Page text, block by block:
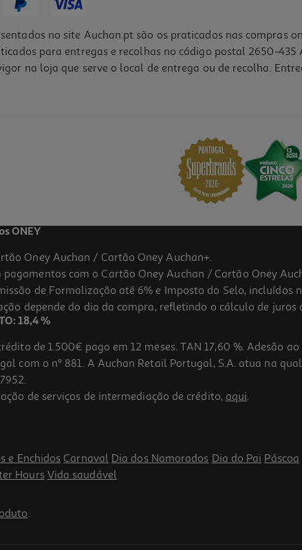
no site Auchan.pt são os praticados nas compras
para entregas e recolhas no código postal 2650-
na loja que serve o local de entrega ou de recolha.
ONEY
Oney Auchan / Cartão Oney Auchan+.
pagamentos com o Cartão Oney Auchan / Cartão Oney
de Formalização até 6% e Imposto do Selo, incluídos
depende do dia da compra, refletindo o cálculo de
18,4 %
de 1.500€ pago em 12 meses. TAN 17,60 %. Adesão
com o nº 881. A Auchan Retail Portugal, S.A. atua na
de serviços de intermediação de crédito, aqui.
e Enchidos Carnaval Dia dos Namorados Dia do Pai Páscoa
Hours Vida saudável
.